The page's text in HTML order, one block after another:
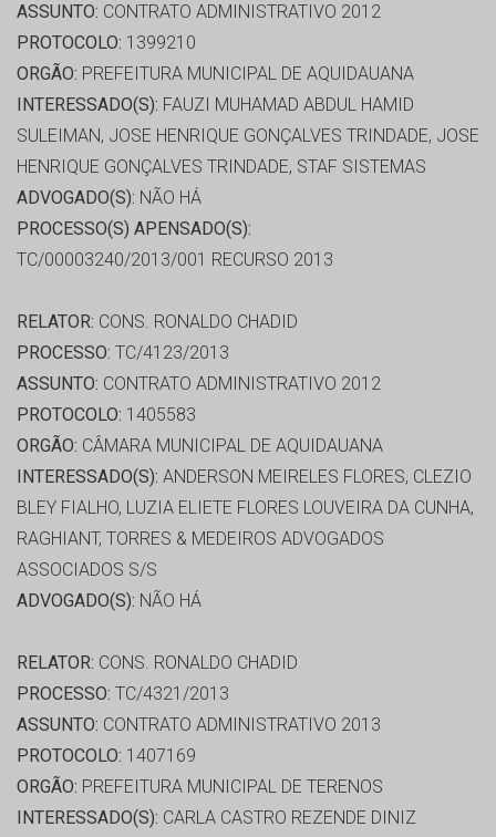
ASSUNTO: CONTRATO ADMINISTRATIVO 2012
PROTOCOLO: 1399210
ORGÃO: PREFEITURA MUNICIPAL DE AQUIDAUANA
INTERESSADO(S): FAUZI MUHAMAD ABDUL HAMID
SULEIMAN, JOSE HENRIQUE GONÇALVES TRINDADE, JOSE
HENRIQUE GONÇALVES TRINDADE, STAF SISTEMAS
ADVOGADO(S): NÃO HÁ
PROCESSO(S) APENSADO(S):
TC/00003240/2013/001 RECURSO 2013
RELATOR: CONS. RONALDO CHADID
PROCESSO: TC/4123/2013
ASSUNTO: CONTRATO ADMINISTRATIVO 2012
PROTOCOLO: 1405583
ORGÃO: CÂMARA MUNICIPAL DE AQUIDAUANA
INTERESSADO(S): ANDERSON MEIRELES FLORES, CLEZIO
BLEY FIALHO, LUZIA ELIETE FLORES LOUVEIRA DA CUNHA,
RAGHIANT, TORRES & MEDEIROS ADVOGADOS
ASSOCIADOS S/S
ADVOGADO(S): NÃO HÁ
RELATOR: CONS. RONALDO CHADID
PROCESSO: TC/4321/2013
ASSUNTO: CONTRATO ADMINISTRATIVO 2013
PROTOCOLO: 1407169
ORGÃO: PREFEITURA MUNICIPAL DE TERENOS
INTERESSADO(S): CARLA CASTRO REZENDE DINIZ